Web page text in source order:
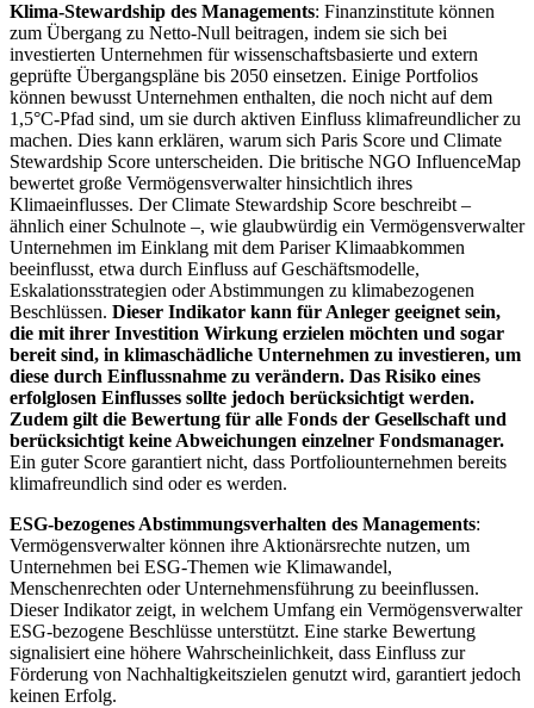
Klima-Stewardship des Managements: Finanzinstitute können
zum Übergang zu Netto-Null beitragen, indem sie sich bei
investierten Unternehmen für wissenschaftsbasierte und extern
geprüfte Übergangspläne bis 2050 einsetzen. Einige Portfolios
können bewusst Unternehmen enthalten, die noch nicht auf dem
1,5°C-Pfad sind, um sie durch aktiven Einfluss klimafreundlicher zu
machen. Dies kann erklären, warum sich Paris Score und Climate
Stewardship Score unterscheiden. Die britische NGO InfluenceMap
bewertet große Vermögensverwalter hinsichtlich ihres
Klimaeinflusses. Der Climate Stewardship Score beschreibt –
ähnlich einer Schulnote –, wie glaubwürdig ein Vermögensverwalter
Unternehmen im Einklang mit dem Pariser Klimaabkommen
beeinflusst, etwa durch Einfluss auf Geschäftsmodelle,
Eskalationsstrategien oder Abstimmungen zu klimabezogenen
Beschlüssen. Dieser Indikator kann für Anleger geeignet sein,
die mit ihrer Investition Wirkung erzielen möchten und sogar
bereit sind, in klimaschädliche Unternehmen zu investieren, um
diese durch Einflussnahme zu verändern. Das Risiko eines
erfolglosen Einflusses sollte jedoch berücksichtigt werden.
Zudem gilt die Bewertung für alle Fonds der Gesellschaft und
berücksichtigt keine Abweichungen einzelner Fondsmanager.
Ein guter Score garantiert nicht, dass Portfoliounternehmen bereits
klimafreundlich sind oder es werden.
ESG-bezogenes Abstimmungsverhalten des Managements:
Vermögensverwalter können ihre Aktionärsrechte nutzen, um
Unternehmen bei ESG-Themen wie Klimawandel,
Menschenrechten oder Unternehmensführung zu beeinflussen.
Dieser Indikator zeigt, in welchem Umfang ein Vermögensverwalter
ESG-bezogene Beschlüsse unterstützt. Eine starke Bewertung
signalisiert eine höhere Wahrscheinlichkeit, dass Einfluss zur
Förderung von Nachhaltigkeitszielen genutzt wird, garantiert jedoch
keinen Erfolg.